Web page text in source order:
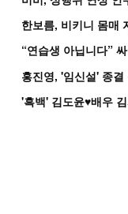
한보름, 비키니 몸매